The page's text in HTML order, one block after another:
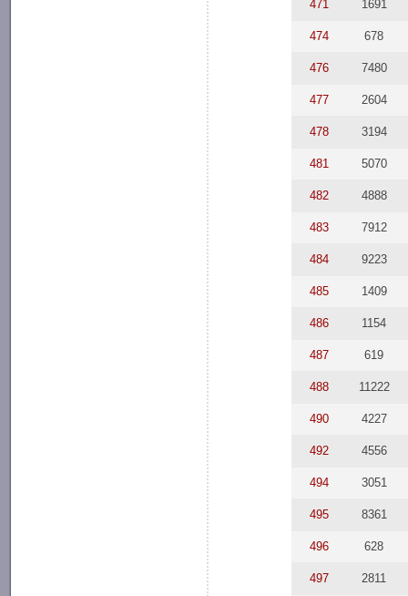
471 1691
474 678
476 7480
477 2604
478 3194
481 5070
482 4888
483 7912
484 9223
485 1409
486 1154
487 619
488 11222
490 4227
492 4556
494 3051
495 8361
496 628
497 2811